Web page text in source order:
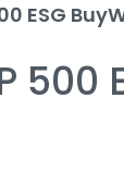
ESG
500